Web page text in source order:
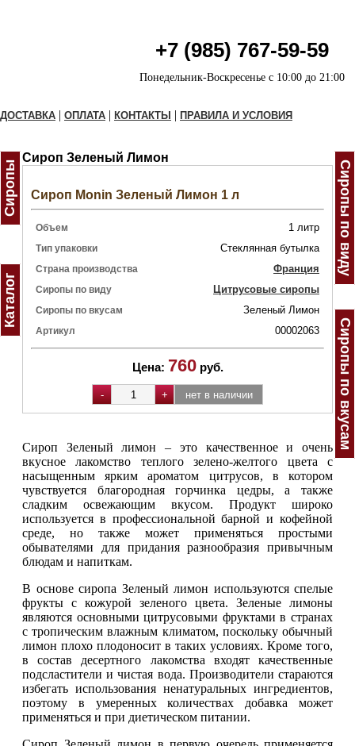
+7 (985) 767-59-59
Понедельник-Воскресенье с 10:00 до 21:00
ДОСТАВКА | ОПЛАТА | КОНТАКТЫ | ПРАВИЛА И УСЛОВИЯ
Сиропы
Каталог
Сироп Зеленый Лимон
Сироп Monin Зеленый Лимон 1 л
Объем 1 литр
Тип упаковки Стеклянная бутылка
Страна производства Франция
Сиропы по виду Цитрусовые сиропы
Сиропы по вкусам Зеленый Лимон
Артикул 00002063
Цена: 760 руб.
Сироп Зеленый лимон – это качественное и очень
вкусное лакомство теплого зелено-желтого цвета с
насыщенным ярким ароматом цитрусов, в котором
чувствуется благородная горчинка цедры, а также
сладким освежающим вкусом. Продукт широко
используется в профессиональной барной и кофейной
среде, но также может применяться простыми
обывателями для придания разнообразия привычным
блюдам и напиткам.
В основе сиропа Зеленый лимон используются спелые
фрукты с кожурой зеленого цвета. Зеленые лимоны
являются основными цитрусовыми фруктами в странах
с тропическим влажным климатом, поскольку обычный
лимон плохо плодоносит в таких условиях. Кроме того,
в состав десертного лакомства входят качественные
подсластители и чистая вода. Производители стараются
избегать использования ненатуральных ингредиентов,
поэтому в умеренных количествах добавка может
применяться и при диетическом питании.
Сиропы по виду
Сиропы по вкусам